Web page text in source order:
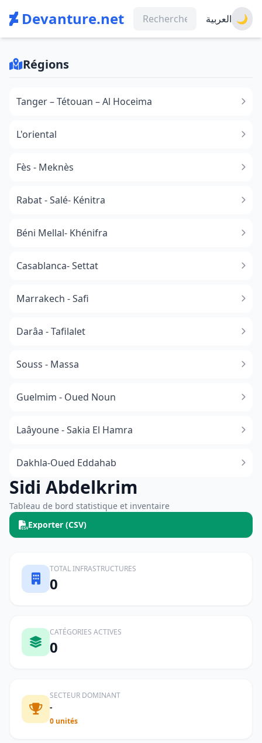
Devanture.net العربية 🌙
Régions
Tanger – Tétouan – Al Hoceima
L'oriental
Fès - Meknès
Rabat - Salé- Kénitra
Béni Mellal- Khénifra
Casablanca- Settat
Marrakech - Safi
Darâa - Tafilalet
Souss - Massa
​Guelmim - Oued Noun
Laâyoune - Sakia El Hamra
Dakhla-Oued Eddahab
Sidi Abdelkrim
Tableau de bord statistique et inventaire
Exporter (CSV)
TOTAL INFRASTRUCTURES
0
CATÉGORIES ACTIVES
0
SECTEUR DOMINANT
-
0 unités